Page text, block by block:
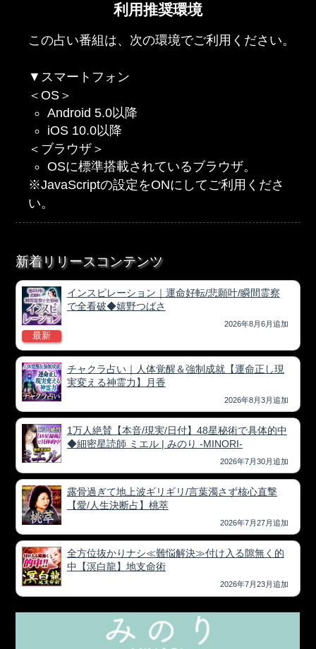
利用推奨環境
この占い番組は、次の環境でご利用ください。
▼スマートフォン
＜OS＞
Android 5.0以降
iOS 10.0以降
＜ブラウザ＞
OSに標準搭載されているブラウザ。
※JavaScriptの設定をONにしてご利用くださ
い。
新着リリースコンテンツ
最新
インスピレーション｜運命好転/悲願叶/瞬間霊察
で全看破◆嬉野つばさ
2026年8月6月追加
チャクラ占い｜人体覚醒＆強制成就【運命正し現
実変える神霊力】月香
2026年8月3月追加
1万人絶賛【本音/現実/日付】48星秘術で具体的中
◆細密星読師 ミエル | みのり -MINORI-
2026年7月30月追加
露骨過ぎて地上波ギリギリ/言葉濁さず核心直撃
【愛/人生決断占】桃萃
2026年7月27月追加
全方位抜かりナシ≪難悩解決≫付け入る隙無く的
中【溟白龍】地支命術
2026年7月23月追加